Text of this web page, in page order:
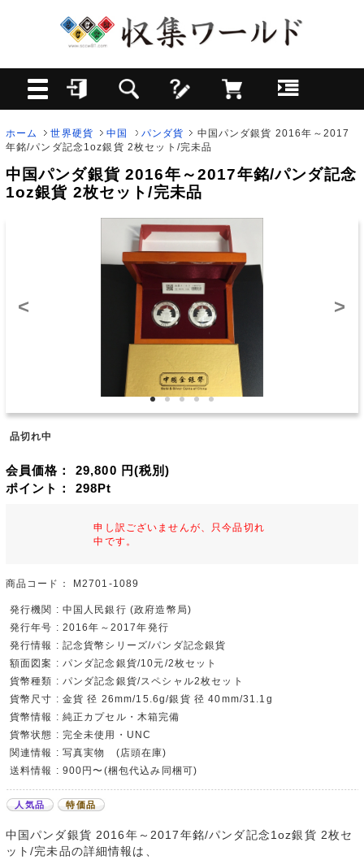
ホーム 世界硬貨 中国 パンダ貨
中国パンダ銀貨 2016年～2017
年銘/パンダ記念1oz銀貨 2枚セット/完未品
中国パンダ銀貨 2016年～2017年銘/パンダ記念
1oz銀貨 2枚セット/完未品
< >
品切れ中
会員価格： 29,800 円(税別)
ポイント： 298Pt
申し訳ございませんが、只今品切れ
中です。
商品コード： M2701-1089
発行機関 : 中国人民銀行 (政府造幣局)
発行年号 : 2016年～2017年発行
発行情報 : 記念貨幣シリーズ/パンダ記念銀貨
額面図案 : パンダ記念銀貨/10元/2枚セット
貨幣種類 : パンダ記念銀貨/スペシャル2枚セット
貨幣尺寸 : 金貨 径 26mm/15.6g/銀貨 径 40mm/31.1g
貨幣情報 : 純正カプセル・木箱完備
貨幣状態 : 完全未使用・UNC
関連情報 : 写真実物 (店頭在庫)
送料情報 : 900円〜(梱包代込み同梱可)
人気品 特価品
中国パンダ銀貨 2016年～2017年銘/パンダ記念1oz銀貨 2枚セ
ット/完未品の詳細情報は、